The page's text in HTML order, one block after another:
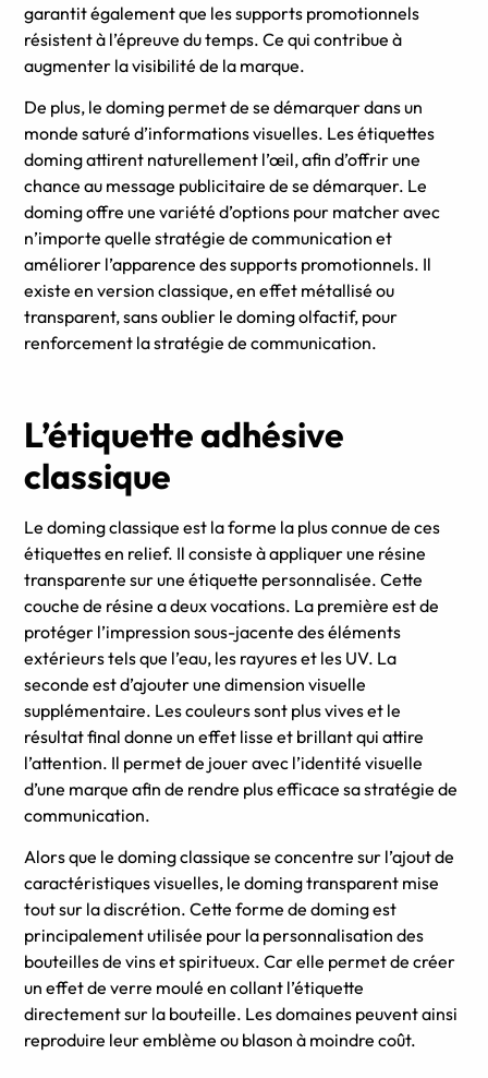
garantit également que les supports promotionnels
résistent à l’épreuve du temps. Ce qui contribue à
augmenter la visibilité de la marque.
De plus, le doming permet de se démarquer dans un
monde saturé d’informations visuelles. Les étiquettes
doming attirent naturellement l’œil, afin d’offrir une
chance au message publicitaire de se démarquer. Le
doming offre une variété d’options pour matcher avec
n’importe quelle stratégie de communication et
améliorer l’apparence des supports promotionnels. Il
existe en version classique, en effet métallisé ou
transparent, sans oublier le doming olfactif, pour
renforcement la stratégie de communication.
L’étiquette adhésive
classique
Le doming classique est la forme la plus connue de ces
étiquettes en relief. Il consiste à appliquer une résine
transparente sur une étiquette personnalisée. Cette
couche de résine a deux vocations. La première est de
protéger l’impression sous-jacente des éléments
extérieurs tels que l’eau, les rayures et les UV. La
seconde est d’ajouter une dimension visuelle
supplémentaire. Les couleurs sont plus vives et le
résultat final donne un effet lisse et brillant qui attire
l’attention. Il permet de jouer avec l’identité visuelle
d’une marque afin de rendre plus efficace sa stratégie de
communication.
Alors que le doming classique se concentre sur l’ajout de
caractéristiques visuelles, le doming transparent mise
tout sur la discrétion. Cette forme de doming est
principalement utilisée pour la personnalisation des
bouteilles de vins et spiritueux. Car elle permet de créer
un effet de verre moulé en collant l’étiquette
directement sur la bouteille. Les domaines peuvent ainsi
reproduire leur emblème ou blason à moindre coût.